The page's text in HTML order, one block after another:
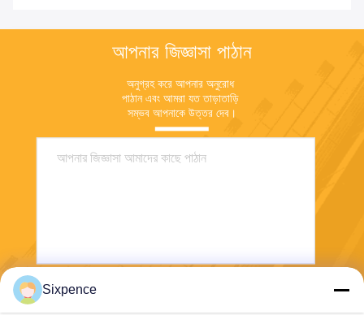
আপনার জিজ্ঞাসা পাঠান
অনুগ্রহ করে আপনার অনুরোধ
পাঠান এবং আমরা যত তাড়াতাড়ি
সম্ভব আপনাকে উত্তর দেব।
Sixpence